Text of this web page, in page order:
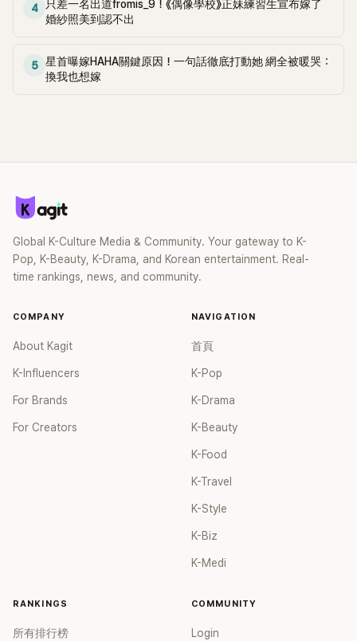
4
只差一名出道fromis_9！《偶像學校》正妹練習生宣布嫁了
婚紗照美到認不出
5
星首曝嫁HAHA關鍵原因！一句話徹底打動她 網全被暖哭：
換我也想嫁
Global K-Culture Media & Community. Your gateway to K-
Pop, K-Beauty, K-Drama, and Korean entertainment. Real-
time rankings, news, and community.
COMPANY
About Kagit
K-Influencers
For Brands
For Creators
NAVIGATION
首頁
K-Pop
K-Drama
K-Beauty
K-Food
K-Travel
K-Style
K-Biz
K-Medi
RANKINGS
所有排行榜
COMMUNITY
Login